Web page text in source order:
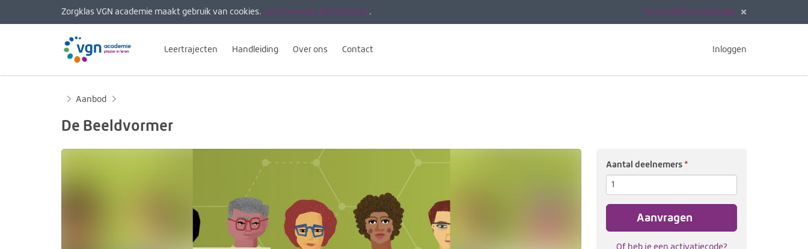
Zorgklas VGN academie maakt gebruik van cookies. Lees hier wat dat betekent. Deze melding verbergen
Leertrajecten Handleiding Over ons Contact Inloggen
HomeAanbod
De Beeldvormer
Aantal deelnemers(verplicht)
Aanvragen
Of heb je een activatiecode?